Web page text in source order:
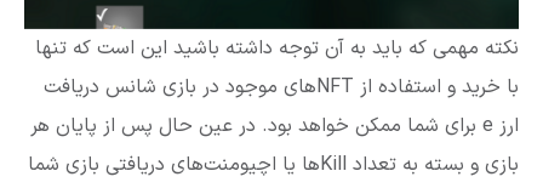
نکته مهمی که باید به آن توجه داشته باشید این است که تنها
با خرید و استفاده از NFTهای موجود در بازی شانس دریافت
ارز e برای شما ممکن خواهد بود. در عین حال پس از پایان هر
بازی و بسته به تعداد Killها یا اچیومنت‌های دریافتی بازی شما